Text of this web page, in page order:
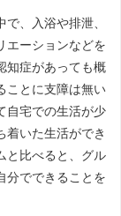
、入浴や排泄、
エーションなどを
知症があっても概
ことに支障は無い
自宅での生活が少
着いた生活ができ
と比べると、グル
分でできることを